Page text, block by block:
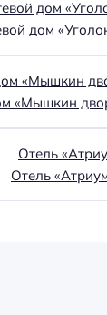
дом
«Мышкин
Отель